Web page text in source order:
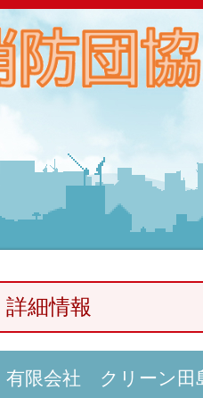
詳細情報
有限会社 クリーン田